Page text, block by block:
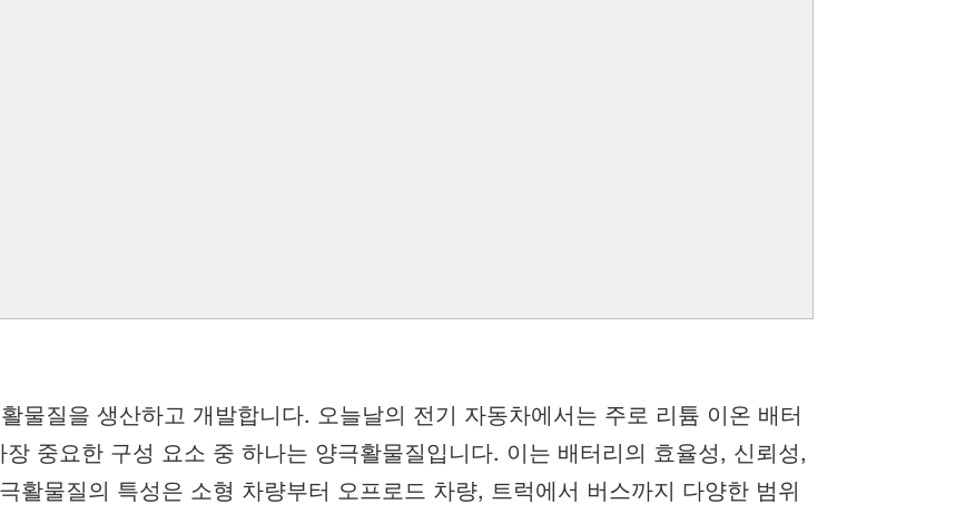
물질을 생산하고 개발합니다. 오늘날의 전기 자동차에서는 주로 리튬 이온 배터
중요한 구성 요소 중 하나는 양극활물질입니다. 이는 배터리의 효율성, 신뢰성,
활물질의 특성은 소형 차량부터 오프로드 차량, 트럭에서 버스까지 다양한 범위